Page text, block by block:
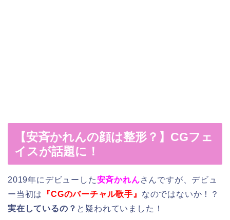
【安斉かれんの顔は整形？】CGフェ
イスが話題に！
2019年にデビューした安斉かれんさんですが、デビュ
ー当初は
『CGのバーチャル歌手』 なのではないか！？
実在しているの？ と疑われていました！